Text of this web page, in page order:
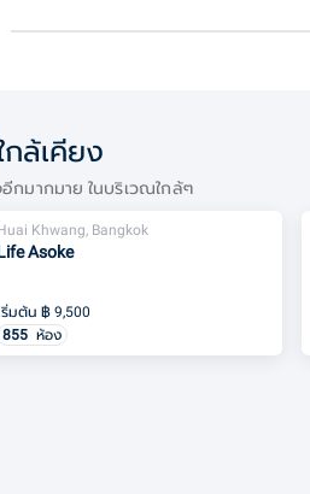
กล้เคียง
กมากมาย ในบริเวณใกล้ๆ
Khwang, Bangkok
Asoke
ริ่มต้น ฿ 9,500
855 ห้อง